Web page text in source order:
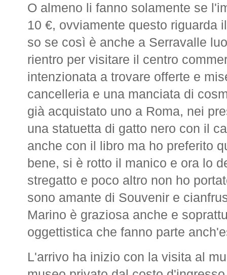
O almeno li fanno solamente se
10 €, ovviamente questo riguarda
so se così è anche a Serravalle
rientro per visitare il centro
intenzionata a trovare offerte e
cancelleria e una manciata di
già acquistato uno a Roma, nei
una statuetta di gatto nero con il
anche con il libro ma ho preferito
bene, si è rotto il manico e ora lo
stregatto e poco altro non ho
sono amante di Souvenir e
Marino è graziosa anche e
oggettistica che fanno parte
L'arrivo ha inizio con la visita al